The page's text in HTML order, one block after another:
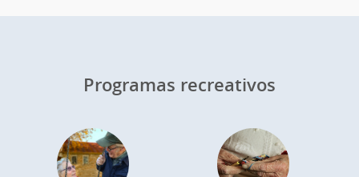
Programas recreativos